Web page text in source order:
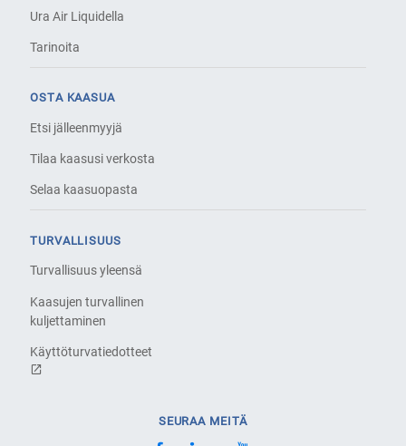
Ura Air Liquidella
Tarinoita
OSTA KAASUA
Etsi jälleenmyyjä
Tilaa kaasusi verkosta
Selaa kaasuopasta
TURVALLISUUS
Turvallisuus yleensä
Kaasujen turvallinen
kuljettaminen
Käyttöturvatiedotteet
SEURAA MEITÄ